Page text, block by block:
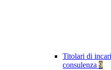
Titolari di
consulenza 9